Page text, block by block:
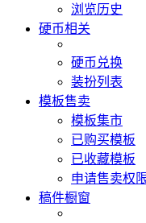
浏览历史
硬币相关
硬币兑换
装扮列表
模板售卖
模板集市
已购买模板
已收藏模板
申请售卖权
稿件橱窗